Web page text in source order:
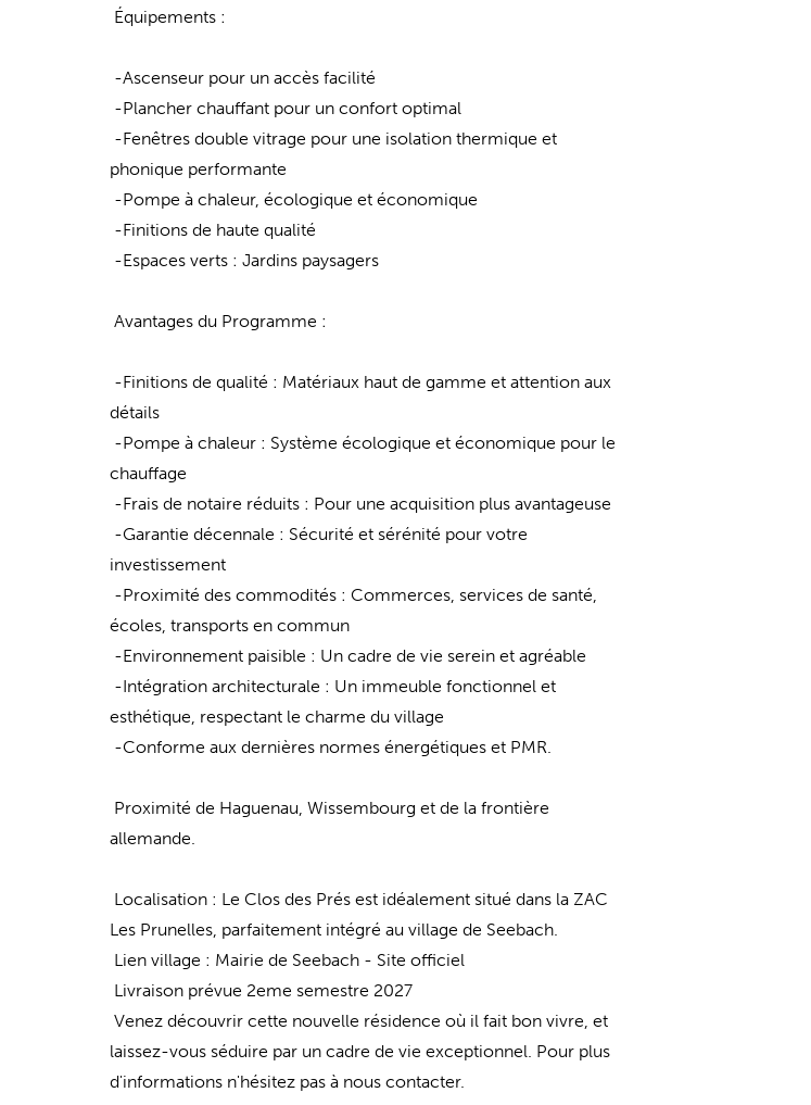
Équipements :
-Ascenseur pour un accès facilité
-Plancher chauffant pour un confort optimal
-Fenêtres double vitrage pour une isolation thermique et
phonique performante
-Pompe à chaleur, écologique et économique
-Finitions de haute qualité
-Espaces verts : Jardins paysagers
Avantages du Programme :
-Finitions de qualité : Matériaux haut de gamme et attention aux
détails
-Pompe à chaleur : Système écologique et économique pour le
chauffage
-Frais de notaire réduits : Pour une acquisition plus avantageuse
-Garantie décennale : Sécurité et sérénité pour votre
investissement
-Proximité des commodités : Commerces, services de santé,
écoles, transports en commun
-Environnement paisible : Un cadre de vie serein et agréable
-Intégration architecturale : Un immeuble fonctionnel et
esthétique, respectant le charme du village
-Conforme aux dernières normes énergétiques et PMR.
Proximité de Haguenau, Wissembourg et de la frontière
allemande.
Localisation : Le Clos des Prés est idéalement situé dans la ZAC
Les Prunelles, parfaitement intégré au village de Seebach.
Lien village : Mairie de Seebach - Site officiel
Livraison prévue 2eme semestre 2027
Venez découvrir cette nouvelle résidence où il fait bon vivre, et
laissez-vous séduire par un cadre de vie exceptionnel. Pour plus
d'informations n'hésitez pas à nous contacter.